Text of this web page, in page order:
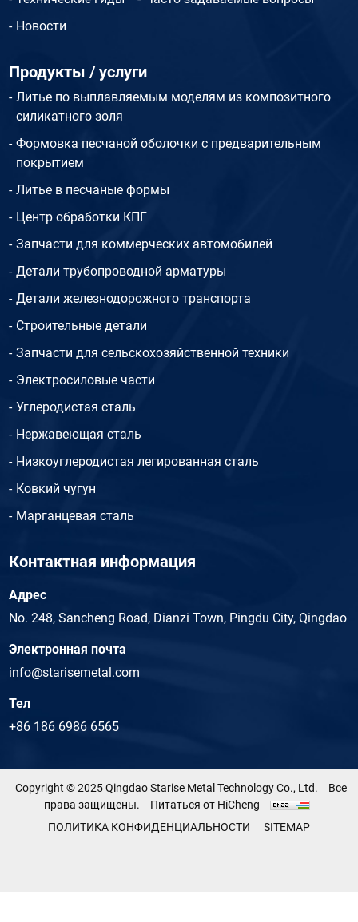
Новости
Продукты / услуги
Литье по выплавляемым моделям из композитного
силикатного золя
Формовка песчаной оболочки с предварительным
покрытием
Литье в песчаные формы
Центр обработки КПГ
Запчасти для коммерческих автомобилей
Детали трубопроводной арматуры
Детали железнодорожного транспорта
Строительные детали
Запчасти для сельскохозяйственной техники
Электросиловые части
Углеродистая сталь
Нержавеющая сталь
Низкоуглеродистая легированная сталь
Ковкий чугун
Марганцевая сталь
Контактная информация
Адрес
No. 248, Sancheng Road, Dianzi Town, Pingdu City, Qingdao
Электронная почта
info@starisemetal.com
Тел
+86 186 6986 6565
Copyright © 2025 Qingdao Starise Metal Technology Co., Ltd.
Все
права защищены.
Питаться от HiCheng
ПОЛИТИКА КОНФИДЕНЦИАЛЬНОСТИ
SITEMAP